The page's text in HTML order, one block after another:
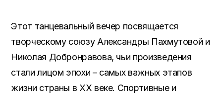
Этот танцевальный вечер посвящается
творческому союзу Александры Пахмутовой и
Николая Добронравова, чьи произведения
стали лицом эпохи – самых важных этапов
жизни страны в XX веке. Спортивные и